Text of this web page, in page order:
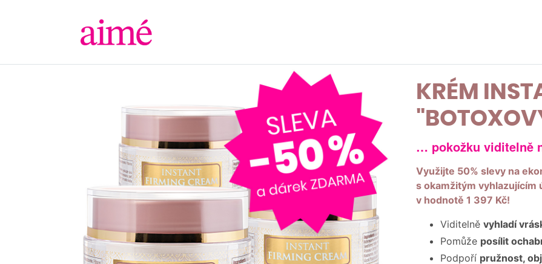
KRÉM
… pokožku viditelně
Využijte 50% slevy na
s okamžitým vyhlazujícím
v hodnotě 1 397 Kč!
Viditelně vyhladí
Pomůže posílit
Podpoří pružnost,